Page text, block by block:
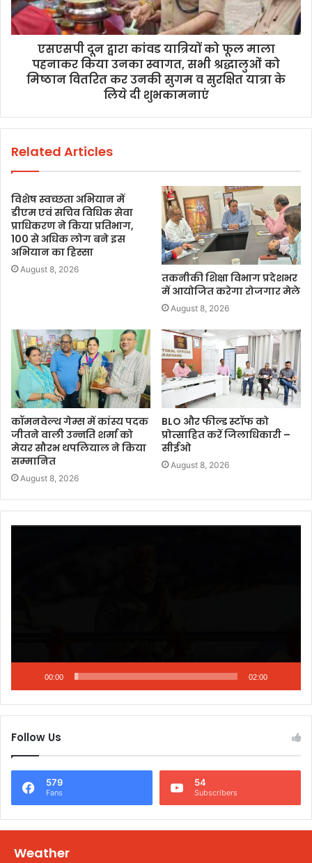
एसएसपी दून द्वारा कांवड यात्रियों को फूल माला
पहनाकर किया उनका स्वागत, सभी श्रद्धालुओं को
मिष्ठान वितरित कर उनकी सुगम व सुरक्षित यात्रा के
लिये दी शुभकामनाएं
Related Articles
विशेष स्वच्छता अभियान में
डीएम एवं सचिव विधिक सेवा
प्राधिकरण ने किया प्रतिभाग,
100 से अधिक लोग बने इस
अभियान का हिस्सा
August 8, 2026
तकनीकी शिक्षा विभाग प्रदेशभर
में आयोजित करेगा रोजगार मेले
August 8, 2026
कॉमनवेल्थ गेम्स में कांस्य पदक
जीतने वाली उन्नति शर्मा को
मेयर सौरभ थपलियाल ने किया
सम्मानित
August 8, 2026
BLO और फील्ड स्टॉफ को
प्रोत्साहित करें जिलाधिकारी –
सीईओ
August 8, 2026
00:00 02:00
Follow Us
579
Fans
54
Subscribers
Weather